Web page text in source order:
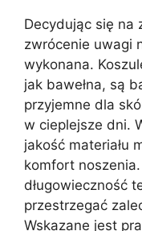
Decydując się na
zwrócenie uwagi
wykonana.
jak bawełna, są
przyjemne dla
w cieplejsze dni.
jakość materiału
komfort
długowieczność
przestrzegać
Wskazane jest